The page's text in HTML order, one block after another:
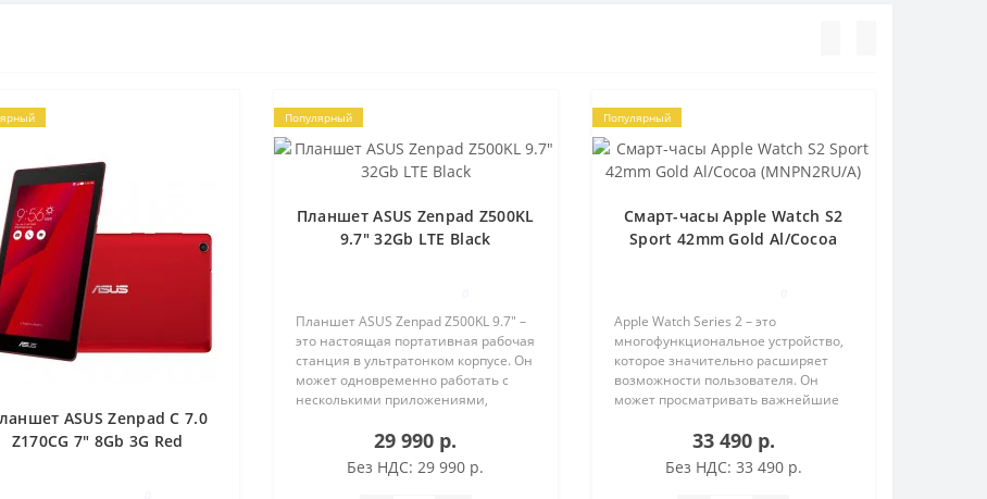
ASUS Zenpad C 7.0
Z170CG 7" 8Gb 3G Red
Популярный
Планшет ASUS Zenpad Z500KL
9.7" 32Gb LTE Black
Планшет ASUS Zenpad Z500KL 9.7" –
это настоящая портативная рабочая
станция в ультратонком корпусе. Он
может одновременно работать с
несколькими приложениями,
мультимедиа и загружать файлы из
интернета благодаря примен..
29 990 р.
Без НДС: 29 990 р.
Популярный
Смарт-часы Apple Watch S2
Sport 42mm Gold Al/Cocoa
Apple Watch Series 2 – это
многофункциональное устройство,
которое значительно расширяет
возможности пользователя. Он
может просматривать важнейшие
пользоваться приложениями, а
также подавать команды голосовому
помощни..
33 490 р.
Без НДС: 33 490 р.